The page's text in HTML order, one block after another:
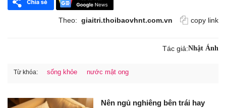
Theo: giaitri.thoibaovhnt.com.vn copy link
Tác giả:Nhật Ánh
Từ khóa: sống khỏe nước mật ong
Nên ngủ nghiêng bên trái hay